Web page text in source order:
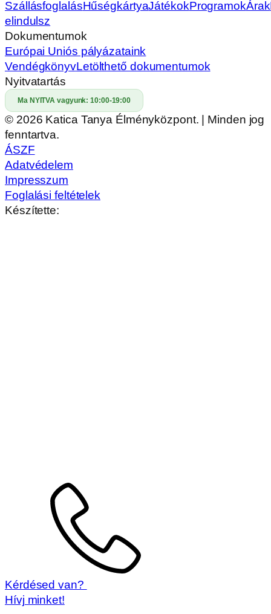
SzállásfoglalásHűségkártyaJátékokProgramokÁrak
elindulsz
Dokumentumok
Európai Uniós pályázataink
VendégkönyvLetölthető dokumentumok
Nyitvatartás
Ma NYITVA vagyunk:10:00-19:00
© 2026 Katica Tanya Élményközpont. | Minden jog
fenntartva.
ÁSZF
Adatvédelem
Impresszum
Foglalási feltételek
Készítette:
Kérdésed van?
Hívj minket!